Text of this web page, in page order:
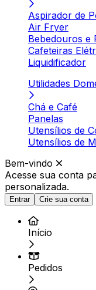
Aspirador de
Air Fryer
Bebedouros e
Cafeteiras
Liquidificador
Utilidades
Chá e Café
Panelas
Utensílios de
Utensílios de
Bem-vindo
Acesse sua conta
personalizada.
Entrar Crie sua conta
Início
Pedidos